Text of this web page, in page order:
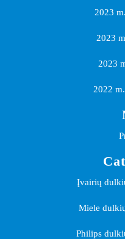
2023
2023
2023
2022
Įvairių
Miele
Philips